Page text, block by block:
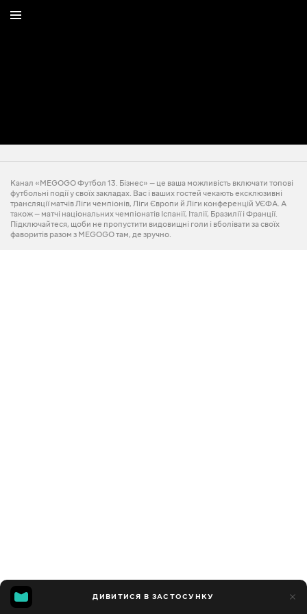
ДИВИТИСЯ В ЗАСТОСУНКУ
Канал «MEGOGO Футбол 13. Бізнес» — це ваша можливість включати топові
футбольні події у своїх закладах. Вас і ваших гостей чекають ексклюзивні
трансляції матчів Ліги чемпіонів, Ліги Європи й Ліги конференцій УЄФА. А
також — матчі національних чемпіонатів Іспанії, Італії, Бразилії і Франції.
Підключайтеся, щоби не пропустити видовищні голи і вболівати за своїх
фаворитів разом з MEGOGO там, де зручно.